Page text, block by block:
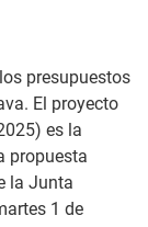
presupuestos
El proyecto
es la
propuesta
la Junta
1 de